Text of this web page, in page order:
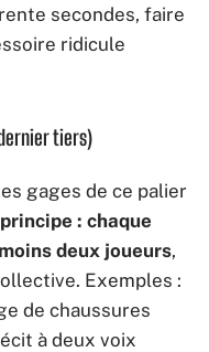
secondes, faire
ridicule
tiers)
gages de ce palier
: chaque
deux joueurs,
Exemples :
de chaussures
à deux voix